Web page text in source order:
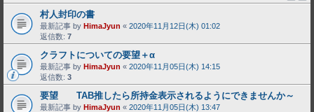
村人封印の書
最新記事 by HimaJyun « 2020年11月12日(木) 01:02
返信数: 7
クラフトについての要望＋α
最新記事 by HimaJyun « 2020年11月05日(木) 14:15
返信数: 3
要望 TAB推したら所持金表示されるようにできませんか～
最新記事 by HimaJyun « 2020年11月05日(木) 13:47